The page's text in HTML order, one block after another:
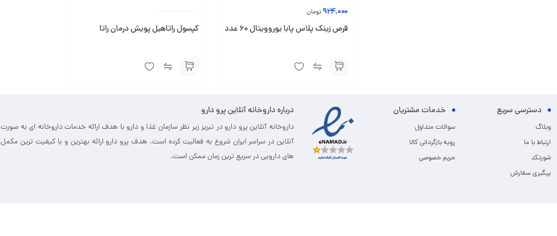
924,000تومان
قرص زینک پلاس پابا یوروویتال 60 عدد کپسول راتاهیل پویش درمان راتا
دسترسی سریع
وبلاگ
ارتباط با ما
شورتکد
پیگیری سفارش
خدمات مشتریان
سوالات متداول
رویه بازگردانی کالا
حریم خصوصی
درباره داروخانه آنلاین پرو دارو
داروخانه آنلاین پرو دارو در تبریز زیر نظر سازمان غذا و دارو با هدف ارائه خدمات داروخانه ای به صورت
آنلاین در سراسر ایران شروع به فعالیت کرده است. هدف پرو دارو ارائه بهترین و با کیفیت ترین مکمل
های دارویی در سریع ترین زمان ممکن است.